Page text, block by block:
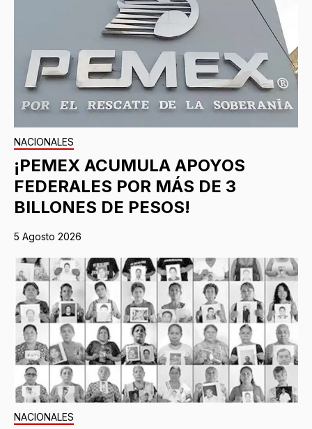
NACIONALES
¡PEMEX ACUMULA APOYOS
FEDERALES POR MÁS DE 3
BILLONES DE PESOS!
5 Agosto 2026
NACIONALES